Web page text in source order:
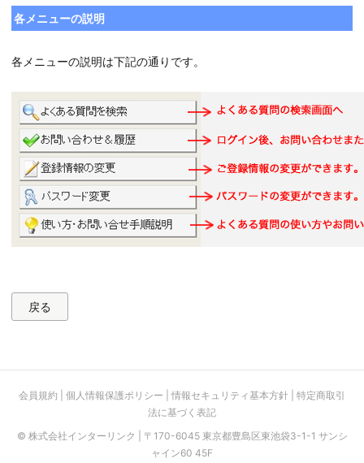
各メニューの説明
各メニューの説明は下記の通りです。
会員規約 個人情報保護ポリシー 情報セキュリティ基本方針
特定商取引
法に基づく表記
© 株式会社インターリンク | 〒170-6045 東京都豊島区東池袋3-1-1 サンシ
ャイン60 45F